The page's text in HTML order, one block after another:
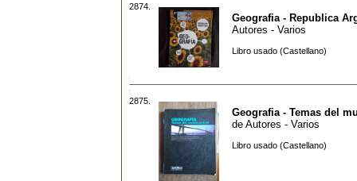
2874.
Geografia - Republica
Autores - Varios
Libro usado (Castellano)
2875.
Geografia - Temas del
de Autores - Varios
Libro usado (Castellano)